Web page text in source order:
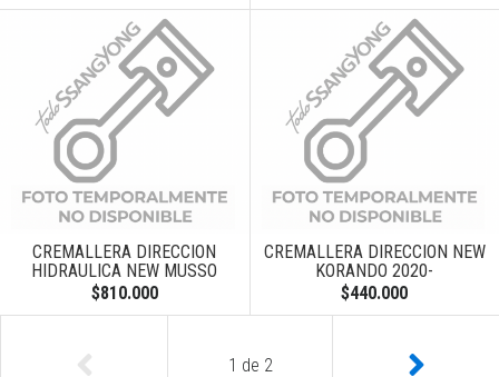
CREMALLERA DIRECCION
HIDRAULICA NEW MUSSO
$810.000
CREMALLERA DIRECCION NEW
KORANDO 2020-
$440.000
1 de 2